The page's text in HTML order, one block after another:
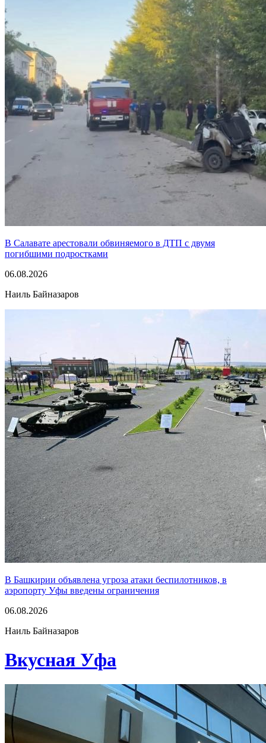
В Салавате арестовали обвиняемого в ДТП с двумя
погибшими подростками
06.08.2026
Наиль Байназаров
В Башкирии объявлена угроза атаки беспилотников, в
аэропорту Уфы введены ограничения
06.08.2026
Наиль Байназаров
Вкусная Уфа